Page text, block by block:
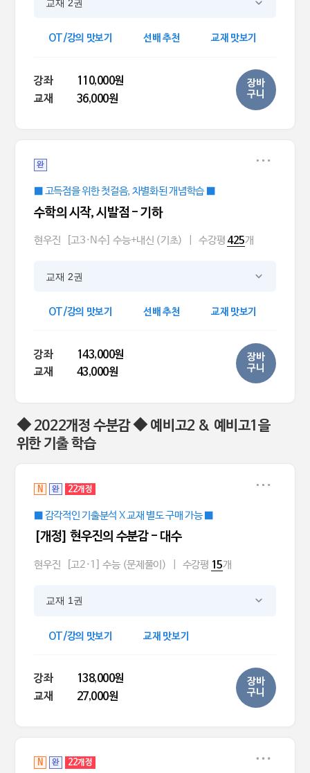
교재 2권
OT/강의 맛보기 선배 추천 교재 맛보기
강좌
110,000원
교재
36,000원
장바
구니
완
■ 고득점을 위한 첫걸음, 차별화된 개념학습 ■
수학의 시작, 시발점 - 기하
현우진 [고3·N수] 수능+내신 (기초) 수강평 425개
교재 2권
OT/강의 맛보기 선배 추천 교재 맛보기
강좌
143,000원
교재
43,000원
장바
구니
◆ 2022개정 수분감 ◆ 예비고2 & 예비고1을
위한 기출 학습
N 완 22개정
■ 감각적인 기출분석 X 교재 별도 구매 가능 ■
[개정] 현우진의 수분감 - 대수
현우진 [고2·1] 수능 (문제풀이) 수강평 15개
교재 1권
OT/강의 맛보기 교재 맛보기
강좌
138,000원
교재
27,000원
장바
구니
N 완 22개정